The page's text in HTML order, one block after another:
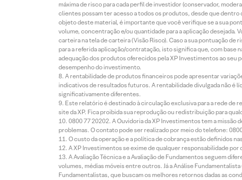
máxima de risco para cada perfil de investidor (conservador,
clientes possam ter acesso a todos os produtos, desde que
objeto deste material, é importante que você verifique se a sua
volume, concentração e/ou quantidade para a aplicação desejada.
carteira na tela de carteira (Visão Risco). Caso a sua pontuação
para a referida aplicação/contratação, isto significa que, com base
adequação dos produtos oferecidos pela XP Investimentos ao
desempenho do investimento.
A rentabilidade de produtos financeiros pode apresentar
indicativos de resultados futuros. A rentabilidade divulgada não é
significativamente diferentes.
Este relatório é destinado à circulação exclusiva para a rede de
site da XP. Fica proibida sua reprodução ou redistribuição para
0800 77 20202. A Ouvidoria da XP Investimentos tem a
problemas. O contato pode ser realizado por meio do telefone:
O custo da operação e a política de cobrança estão definidos
A XP Investimentos se exime de qualquer responsabilidade
A Avaliação Técnica e a Avaliação de Fundamentos seguem
volumes, médias móveis entre outros. Já a Análise
Fundamentalistas, que buscam os melhores retornos dadas as